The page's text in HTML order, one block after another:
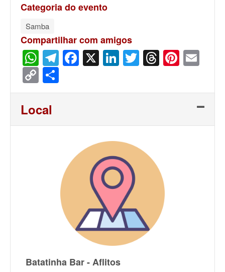
Categoria do evento
Samba
Compartilhar com amigos
WhatsApp
Telegram
Facebook
X LinkedIn
Twitter
Threads
Copy
Link
Local
Batatinha Bar - Aflitos